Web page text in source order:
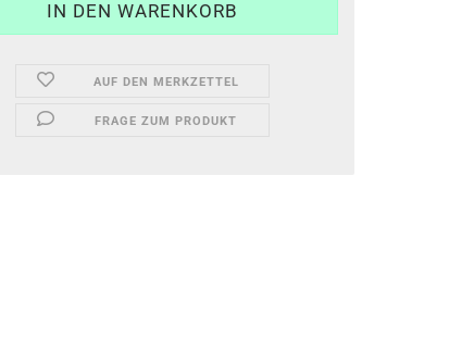
AUF DEN MERKZETTEL
FRAGE ZUM PRODUKT